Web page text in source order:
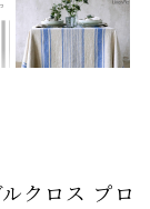
クロス プロ